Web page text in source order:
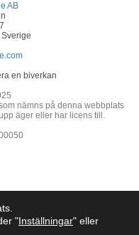
AB
en biverkan
nämns på denna webbplats
äger eller har licens till.
"Inställningar" eller